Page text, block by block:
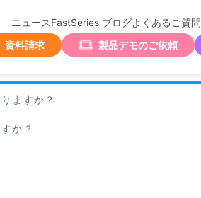
ニュースFastSeries ブログよくあるご質問
資料請求
製品デモのご依頼
ますか？
か？